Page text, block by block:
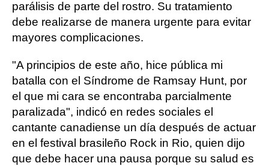
parálisis de parte del rostro. Su tratamiento
debe realizarse de manera urgente para evitar
mayores complicaciones.
"A principios de este año, hice pública mi
batalla con el Síndrome de Ramsay Hunt, por
el que mi cara se encontraba parcialmente
paralizada", indicó en redes sociales el
cantante canadiense un día después de actuar
en el festival brasileño Rock in Rio, quien dijo
que debe hacer una pausa porque su salud es